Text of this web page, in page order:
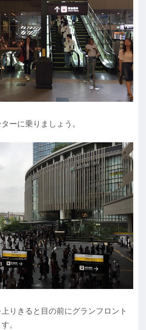
ーに乗りましょう。
りきると目の前にグランフロント
。